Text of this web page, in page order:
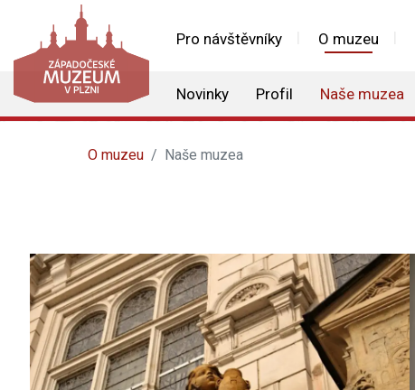
Pro návštěvníky O muzeu
Novinky Profil Naše muzea
O muzeu Naše muzea